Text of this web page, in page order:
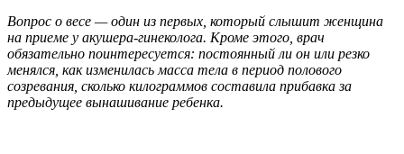
Вопрос о весе — один из первых, который слышит женщина
на приеме у акушера-гинеколога. Кроме этого, врач
обязательно поинтересуется: постоянный ли он или резко
менялся, как изменилась масса тела в период полового
созревания, сколько килограммов составила прибавка за
предыдущее вынашивание ребенка.